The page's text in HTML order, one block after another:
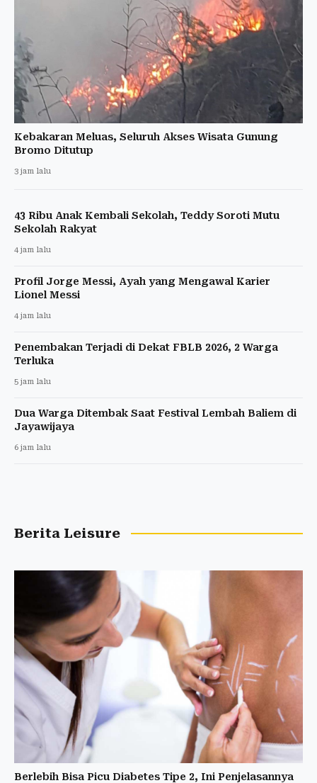
Kebakaran Meluas, Seluruh Akses Wisata Gunung
Bromo Ditutup
3 jam lalu
43 Ribu Anak Kembali Sekolah, Teddy Soroti Mutu
Sekolah Rakyat
4 jam lalu
Profil Jorge Messi, Ayah yang Mengawal Karier
Lionel Messi
4 jam lalu
Penembakan Terjadi di Dekat FBLB 2026, 2 Warga
Terluka
5 jam lalu
Dua Warga Ditembak Saat Festival Lembah Baliem di
Jayawijaya
6 jam lalu
Berita Leisure
Berlebih Bisa Picu Diabetes Tipe 2, Ini Penjelasannya